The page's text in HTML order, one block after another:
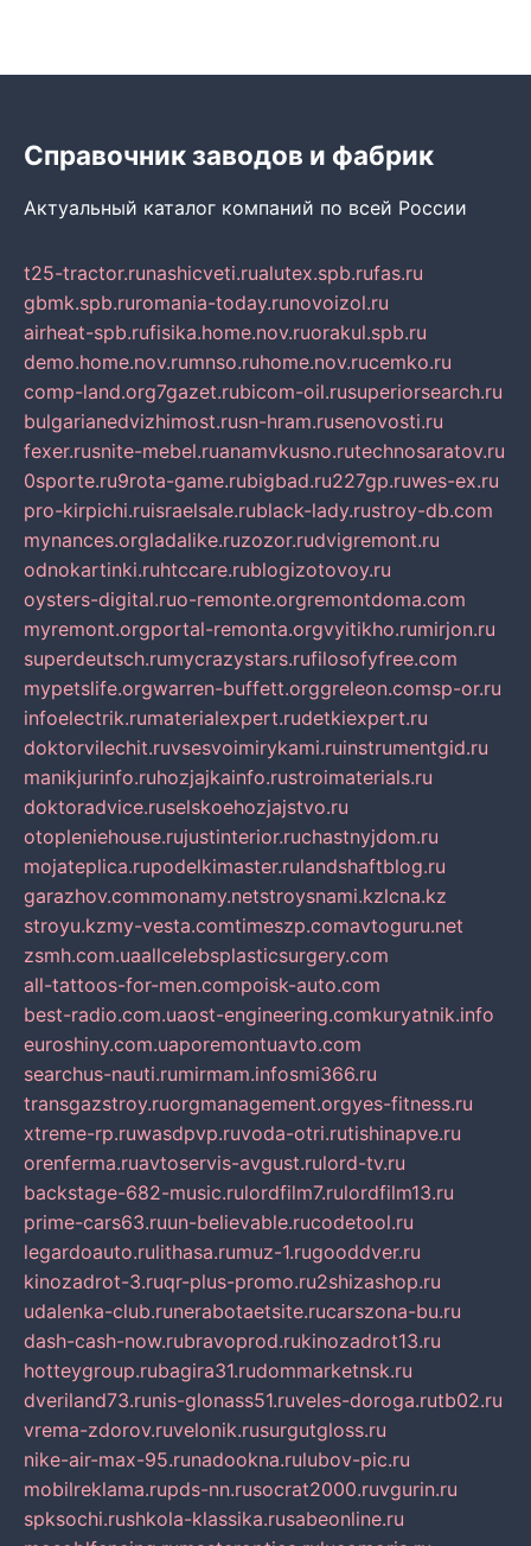
Справочник заводов и фабрик
Актуальный каталог компаний по всей России
t25-tractor.runashicveti.rualutex.spb.rufas.ru
gbmk.spb.ruromania-today.runovoizol.ru
airheat-spb.rufisika.home.nov.ruorakul.spb.ru
demo.home.nov.rumnso.ruhome.nov.rucemko.ru
comp-land.org7gazet.rubicom-oil.rusuperiorsearch.ru
bulgarianedvizhimost.rusn-hram.rusenovosti.ru
fexer.rusnite-mebel.ruanamvkusno.rutechnosaratov.ru
0sporte.ru9rota-game.rubigbad.ru227gp.ruwes-ex.ru
pro-kirpichi.ruisraelsale.rublack-lady.rustroy-db.com
mynances.orgladalike.ruzozor.rudvigremont.ru
odnokartinki.ruhtccare.rublogizotovoy.ru
oysters-digital.ruo-remonte.orgremontdoma.com
myremont.orgportal-remonta.orgvyitikho.rumirjon.ru
superdeutsch.rumycrazystars.rufilosofyfree.com
mypetslife.orgwarren-buffett.orggreleon.comsp-or.ru
infoelectrik.rumaterialexpert.rudetkiexpert.ru
doktorvilechit.ruvsesvoimirykami.ruinstrumentgid.ru
manikjurinfo.ruhozjajkainfo.rustroimaterials.ru
doktoradvice.ruselskoehozjajstvo.ru
otopleniehouse.rujustinterior.ruchastnyjdom.ru
mojateplica.rupodelkimaster.rulandshaftblog.ru
garazhov.commonamy.netstroysnami.kzlcna.kz
stroyu.kzmy-vesta.comtimeszp.comavtoguru.net
zsmh.com.uaallcelebsplasticsurgery.com
all-tattoos-for-men.compoisk-auto.com
best-radio.com.uaost-engineering.comkuryatnik.info
euroshiny.com.uaporemontuavto.com
searchus-nauti.rumirmam.infosmi366.ru
transgazstroy.ruorgmanagement.orgyes-fitness.ru
xtreme-rp.ruwasdpvp.ruvoda-otri.rutishinapve.ru
orenferma.ruavtoservis-avgust.rulord-tv.ru
backstage-682-music.rulordfilm7.rulordfilm13.ru
prime-cars63.ruun-believable.rucodetool.ru
legardoauto.rulithasa.rumuz-1.rugooddver.ru
kinozadrot-3.ruqr-plus-promo.ru2shizashop.ru
udalenka-club.runerabotaetsite.rucarszona-bu.ru
dash-cash-now.rubravoprod.rukinozadrot13.ru
hotteygroup.rubagira31.rudommarketnsk.ru
dveriland73.runis-glonass51.ruveles-doroga.rutb02.ru
vrema-zdorov.ruvelonik.rusurgutgloss.ru
nike-air-max-95.runadookna.rulubov-pic.ru
mobilreklama.rupds-nn.rusocrat2000.ruvgurin.ru
spksochi.rushkola-klassika.rusabeonline.ru